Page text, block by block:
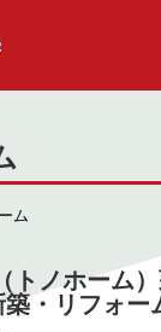
ム
トノホーム
・リフォー